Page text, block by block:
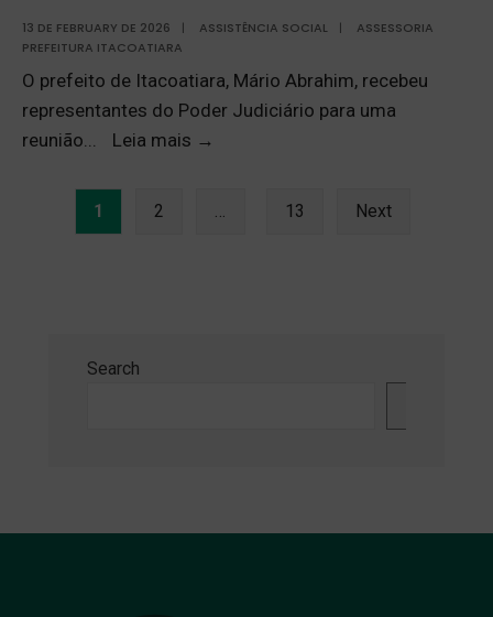
13 DE FEBRUARY DE 2026 | ASSISTÊNCIA SOCIAL |
ASSESSORIA
PREFEITURA ITACOATIARA
O prefeito de Itacoatiara, Mário Abrahim, recebeu
representantes do Poder Judiciário para uma
reunião... Leia mais →
1 2 … 13 Next
Search